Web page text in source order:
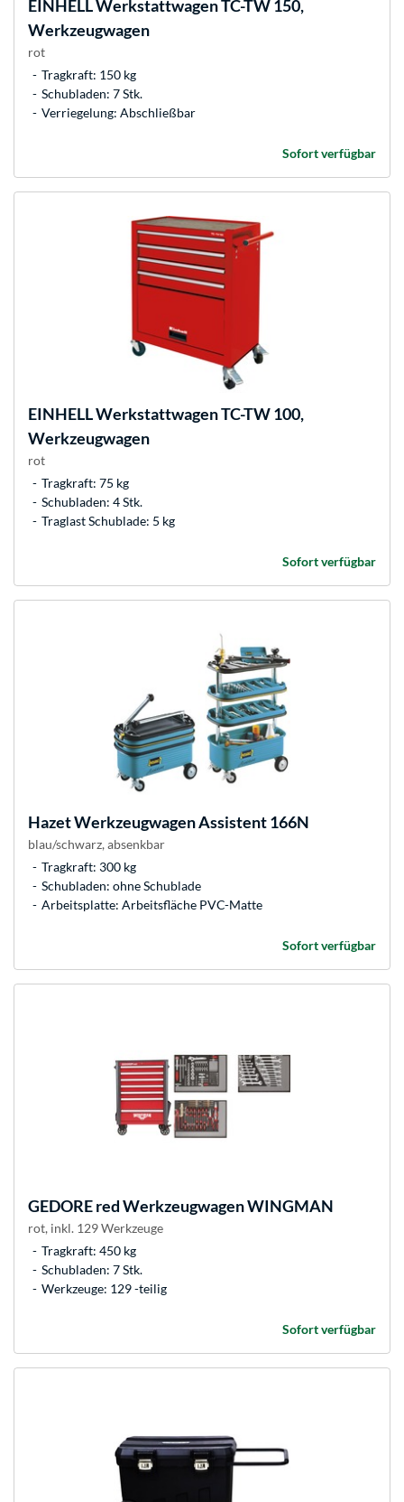
EINHELLWerkstattwagen TC-TW 150,
Werkzeugwagen
rot
Tragkraft: 150 kg
Schubladen: 7 Stk.
Verriegelung: Abschließbar
Sofort verfügbar
EINHELLWerkstattwagen TC-TW 100,
Werkzeugwagen
rot
Tragkraft: 75 kg
Schubladen: 4 Stk.
Traglast Schublade: 5 kg
Sofort verfügbar
HazetWerkzeugwagen Assistent 166N
blau/schwarz, absenkbar
Tragkraft: 300 kg
Schubladen: ohne Schublade
Arbeitsplatte: Arbeitsfläche PVC-Matte
Sofort verfügbar
GEDOREred Werkzeugwagen WINGMAN
rot, inkl. 129 Werkzeuge
Tragkraft: 450 kg
Schubladen: 7 Stk.
Werkzeuge: 129 -teilig
Sofort verfügbar